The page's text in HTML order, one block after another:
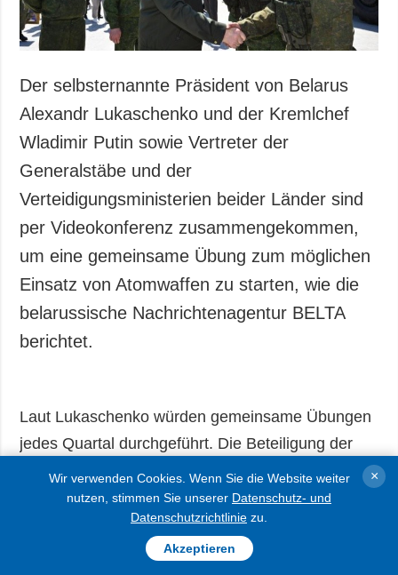
Der selbsternannte Präsident von Belarus
Alexandr Lukaschenko und der Kremlchef
Wladimir Putin sowie Vertreter der
Generalstäbe und der
Verteidigungsministerien beider Länder sind
per Videokonferenz zusammengekommen,
um eine gemeinsame Übung zum möglichen
Einsatz von Atomwaffen zu starten, wie die
belarussische Nachrichtenagentur BELTA
berichtet.
Laut Lukaschenko würden gemeinsame Übungen
jedes Quartal durchgeführt. Die Beteiligung der
beiden Präsidenten sei im Winter abgestimmt
worden.
Wir verwenden Cookies. Wenn Sie die Website weiter
nutzen, stimmen Sie unserer Datenschutz- und
Datenschutzrichtlinie zu.
Akzeptieren
×